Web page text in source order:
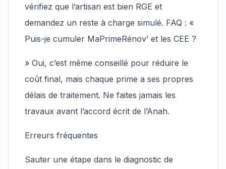
vérifiez que l’artisan est bien RGE et
demandez un reste à charge simulé. FAQ : «
Puis-je cumuler MaPrimeRénov’ et les CEE ?
» Oui, c’est même conseillé pour réduire le
coût final, mais chaque prime a ses propres
délais de traitement. Ne faites jamais les
travaux avant l’accord écrit de l’Anah.
Erreurs fréquentes
Sauter une étape dans le diagnostic de